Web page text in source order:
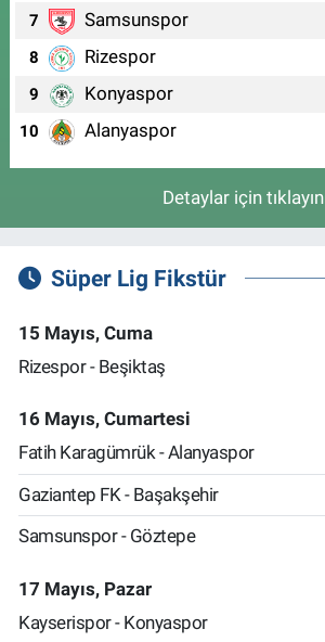
7 Samsunspor
8 Rizespor
9 Konyaspor
10 Alanyaspor
Detaylar için tıklayın
Süper Lig Fikstür
15 Mayıs, Cuma
Rizespor - Beşiktaş
16 Mayıs, Cumartesi
Fatih Karagümrük - Alanyaspor
Gaziantep FK - Başakşehir
Samsunspor - Göztepe
17 Mayıs, Pazar
Kayserispor - Konyaspor